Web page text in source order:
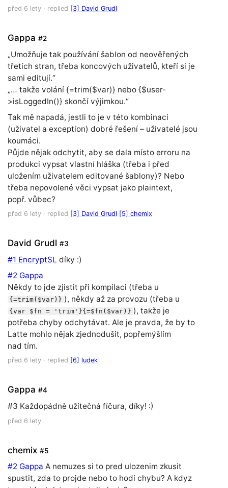
před 6 lety · replied [3] David Grudl
Gappa #2
„Umožňuje tak používání šablon od neověřených
třetích stran, třeba koncových uživatelů, kteří si je
sami editují.“
„… takže volání {=trim($var)} nebo {$user-
>isLoggedIn()} skončí výjimkou.“
Tak mě napadá, jestli to je v této kombinaci
(uživatel a exception) dobré řešení – uživatelé jsou
koumáci.
Půjde nějak odchytit, aby se dala místo erroru na
produkci vypsat vlastní hláška (třeba i před
uložením uživatelem editované šablony)? Nebo
třeba nepovolené věci vypsat jako plaintext,
popř. vůbec?
před 6 lety · replied [3] David Grudl [5] chemix
David Grudl #3
#1 EncryptSL díky :)
#2 Gappa
Někdy to jde zjistit při kompilaci (třeba u
{=trim($var)} ), někdy až za provozu (třeba u
{var $fn = 'trim'}{=$fn($var)} ), takže je
potřeba chyby odchytávat. Ale je pravda, že by to
Latte mohlo nějak zjednodušit, popřemýšlím
nad tím.
před 6 lety · replied [6] ludek
Gappa #4
#3 Každopádně užitečná fíčura, díky! :)
před 6 lety
chemix #5
#2 Gappa A nemuzes si to pred ulozenim zkusit
spustit, zda to projde nebo to hodi chybu? A kdyz